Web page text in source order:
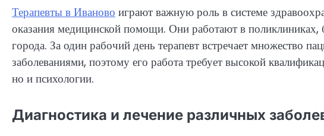
Терапевты в Иваново играют важную роль в системе
оказания медицинской помощи. Они работают в
города. За один рабочий день терапевт встречает множество
заболеваниями, поэтому его работа требует высокой
но и психологии.
Диагностика и лечение различных